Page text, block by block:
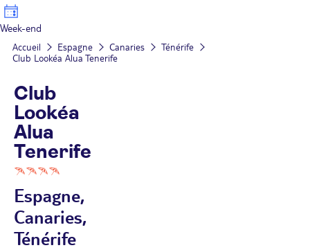
Week-end
Accueil Espagne Canaries
Ténérife
Club Lookéa Alua Tenerife
Club
Lookéa
Alua
Tenerife
Espagne,
Canaries,
Ténérife